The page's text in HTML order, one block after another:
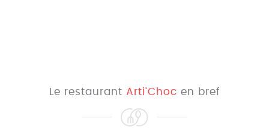
Le restaurant Arti'Choc en bref